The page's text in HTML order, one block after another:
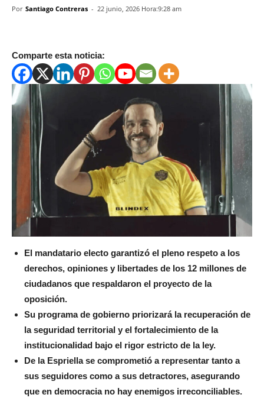
Por Santiago Contreras - 22 junio, 2026 Hora:9:28 am
Comparte esta noticia:
El mandatario electo garantizó el pleno respeto a los
derechos, opiniones y libertades de los 12 millones de
ciudadanos que respaldaron el proyecto de la
oposición.
Su programa de gobierno priorizará la recuperación de
la seguridad territorial y el fortalecimiento de la
institucionalidad bajo el rigor estricto de la ley.
De la Espriella se comprometió a representar tanto a
sus seguidores como a sus detractores, asegurando
que en democracia no hay enemigos irreconciliables.